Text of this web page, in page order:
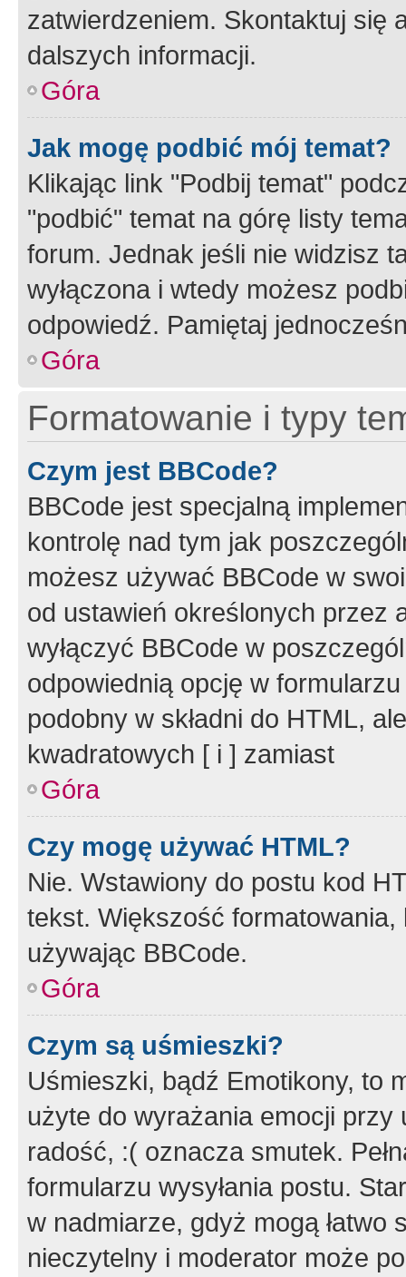
zatwierdzeniem. Skontaktuj się
dalszych informacji.
Góra
Jak mogę podbić mój temat?
Klikając link "Podbij temat"
"podbić" temat na górę listy
forum. Jednak jeśli nie widzisz
wyłączona i wtedy możesz
odpowiedź. Pamiętaj
Góra
Formatowanie i typy
Czym jest BBCode?
BBCode jest specjalną
kontrolę nad tym jak
możesz używać BBCode w
od ustawień określonych przez
wyłączyć BBCode w
odpowiednią opcję w
podobny w składni do HTML,
kwadratowych [ i ] zamiast
Góra
Czy mogę używać HTML?
Nie. Wstawiony do postu kod
tekst. Większość
używając BBCode.
Góra
Czym są uśmieszki?
Uśmieszki, bądź Emotikony, to
użyte do wyrażania emocji
radość, :( oznacza smutek.
formularzu wysyłania postu.
w nadmiarze, gdyż mogą
nieczytelny i moderator może